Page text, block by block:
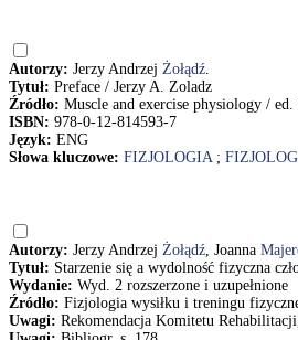
Autorzy: Jerzy Andrzej Żołądź.
Tytuł: Preface / Jerzy A. Zoladz
Źródło: Muscle and exercise physiology /
ISBN: 978-0-12-814593-7
Język: ENG
Słowa kluczowe: FIZJOLOGIA;
Autorzy: Jerzy Andrzej Żołądź, Joanna
Tytuł: Starzenie się a wydolność fizyczna
Wydanie: Wyd. 2 rozszerzone i uzupełnione
Źródło: Fizjologia wysiłku i treningu
Uwagi: Rekomendacja Komitetu